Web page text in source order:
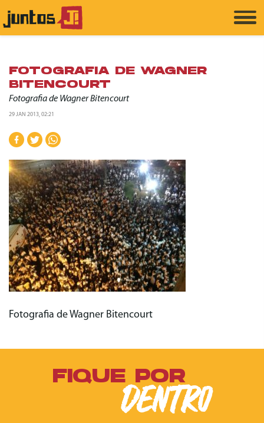
FOTOGRAFIA DE WAGNER
BITENCOURT
Fotografia de Wagner Bitencourt
29 JAN 2013, 02:21
Fotografia de Wagner Bitencourt
FIQUE POR
DENTRO